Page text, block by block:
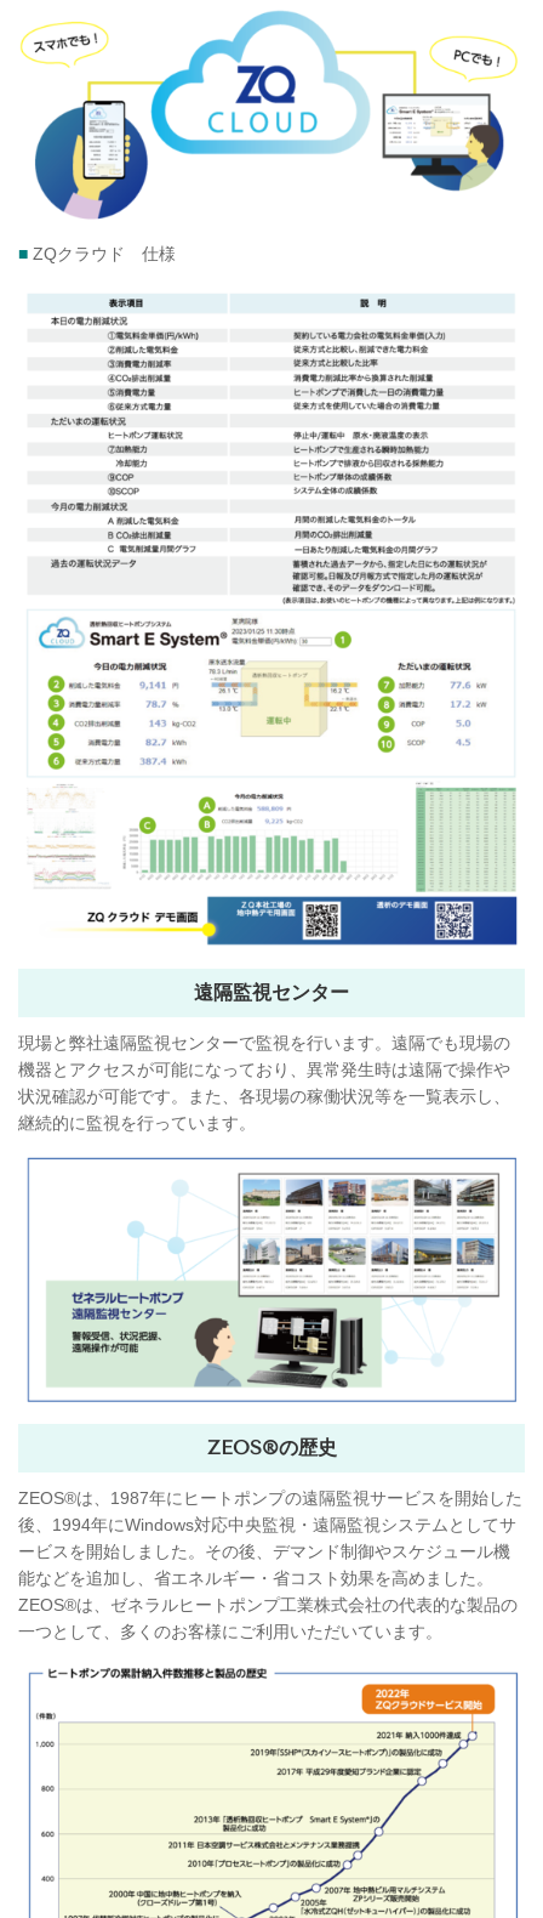
■ ZQクラウド 仕様
遠隔監視センター
現場と弊社遠隔監視センターで監視を行います。遠隔でも現場の
機器とアクセスが可能になっており、異常発生時は遠隔で操作や
状況確認が可能です。また、各現場の稼働状況等を一覧表示し、
継続的に監視を行っています。
ZEOS®の歴史
ZEOS®は、1987年にヒートポンプの遠隔監視サービスを開始した
後、1994年にWindows対応中央監視・遠隔監視システムとしてサ
ービスを開始しました。その後、デマンド制御やスケジュール機
能などを追加し、省エネルギー・省コスト効果を高めました。
ZEOS®は、ゼネラルヒートポンプ工業株式会社の代表的な製品の
一つとして、多くのお客様にご利用いただいています。